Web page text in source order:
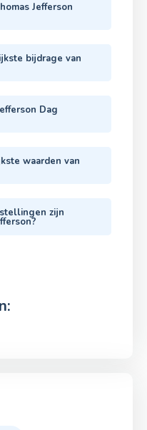
Jefferson
bijdrage van
Dag
waarden van
zijn